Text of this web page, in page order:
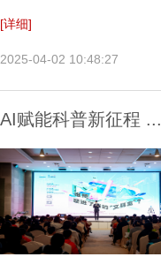
[详细]
2025-04-02 10:48:27
AI赋能科普新征程 ...